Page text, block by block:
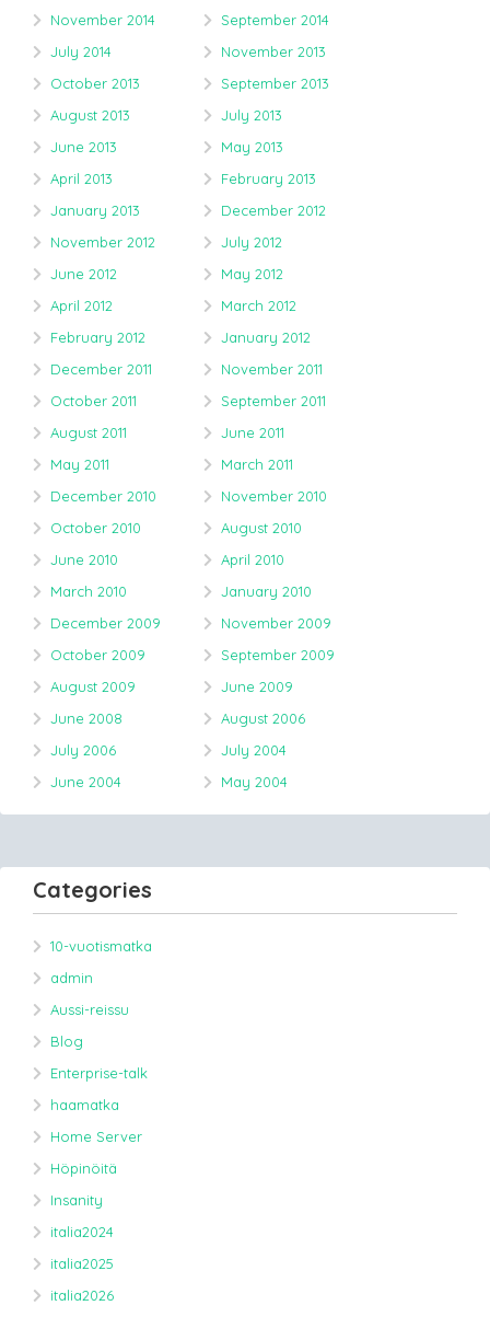
November 2014
September 2014
July 2014
November 2013
October 2013
September 2013
August 2013
July 2013
June 2013
May 2013
April 2013
February 2013
January 2013
December 2012
November 2012
July 2012
June 2012
May 2012
April 2012
March 2012
February 2012
January 2012
December 2011
November 2011
October 2011
September 2011
August 2011
June 2011
May 2011
March 2011
December 2010
November 2010
October 2010
August 2010
June 2010
April 2010
March 2010
January 2010
December 2009
November 2009
October 2009
September 2009
August 2009
June 2009
June 2008
August 2006
July 2006
July 2004
June 2004
May 2004
Categories
10-vuotismatka
admin
Aussi-reissu
Blog
Enterprise-talk
haamatka
Home Server
Höpinöitä
Insanity
italia2024
italia2025
italia2026